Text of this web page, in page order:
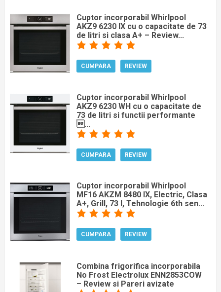
Cuptor incorporabil Whirlpool
AKZ9 6230 IX cu o capacitate de 73
de litri si clasa A+ – Review...
CUMPARA REVIEW
Cuptor incorporabil Whirlpool
AKZ9 6230 WH cu o capacitate de
73 de litri si functii performante
...
CUMPARA REVIEW
Cuptor incorporabil Whirlpool
MF16 AKZM 8480 IX, Electric, Clasa
A+, Grill, 73 l, Tehnologie 6th sen...
CUMPARA REVIEW
Combina frigorifica incorporabila
No Frost Electrolux ENN2853COW
– Review si Pareri avizate